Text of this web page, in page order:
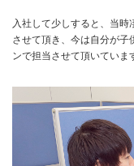
入社して少しすると、当
させて頂き、今は自分が子
ンで担当させて頂いていま